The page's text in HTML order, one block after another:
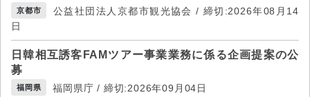
京都市
公益社団法人京都市観光協会 / 締切:2026年08月14
日
日韓相互誘客FAMツアー事業業務に係る企画提案の公
募
福岡県 福岡県庁 / 締切:2026年09月04日